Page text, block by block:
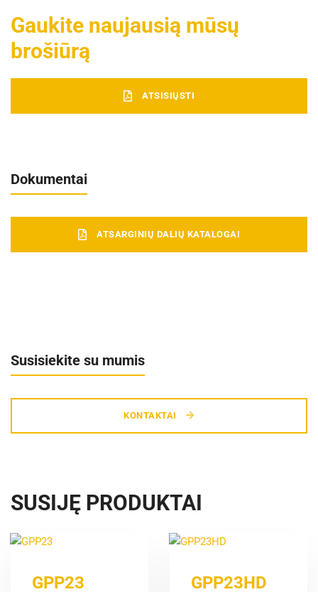
Gaukite naujausią mūsų
brošiūrą
ATSISIŲSTI
Dokumentai
ATSARGINIŲ DALIŲ KATALOGAI
Susisiekite su mumis
KONTAKTAI
SUSIJĘ PRODUKTAI
GPP23 GPP23HD